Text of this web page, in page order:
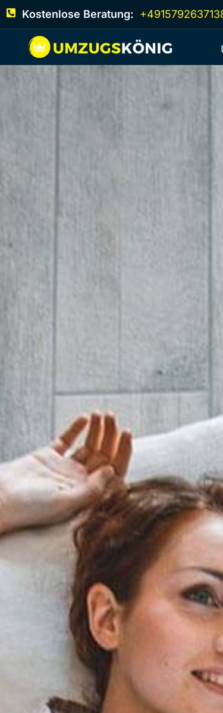
Kostenlose Beratung: